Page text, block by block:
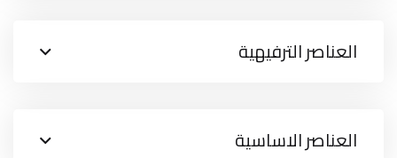
العناصر الترفيهية
العناصر الاساسية